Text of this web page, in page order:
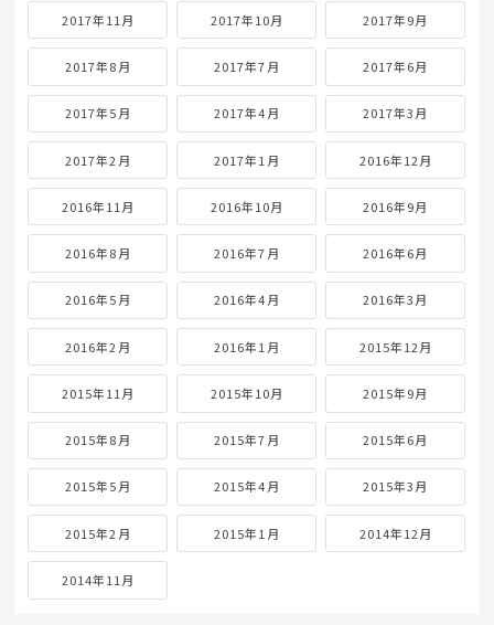
2017年11月 2017年10月 2017年9月
2017年8月 2017年7月 2017年6月
2017年5月 2017年4月 2017年3月
2017年2月 2017年1月 2016年12月
2016年11月 2016年10月 2016年9月
2016年8月 2016年7月 2016年6月
2016年5月 2016年4月 2016年3月
2016年2月 2016年1月 2015年12月
2015年11月 2015年10月 2015年9月
2015年8月 2015年7月 2015年6月
2015年5月 2015年4月 2015年3月
2015年2月 2015年1月 2014年12月
2014年11月